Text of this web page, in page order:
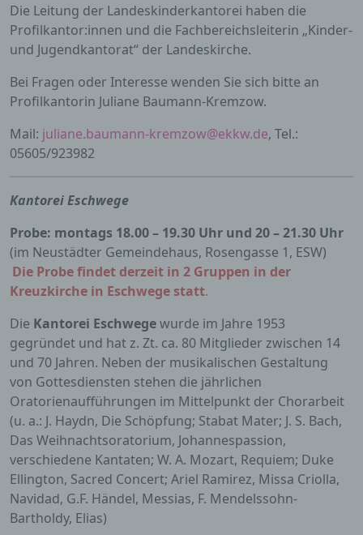
Die Leitung der Landeskinderkantorei haben die
Profilkantor:innen und die Fachbereichsleiterin „Kinder-
und Jugendkantorat“ der Landeskirche.
Bei Fragen oder Interesse wenden Sie sich bitte an
Profilkantorin Juliane Baumann-Kremzow.
Mail: juliane.baumann-kremzow@ekkw.de, Tel.:
05605/923982
Kantorei Eschwege
Probe: montags 18.00 – 19.30 Uhr und 20 – 21.30 Uhr
(im Neustädter Gemeindehaus, Rosengasse 1, ESW)
Die Probe findet derzeit in 2 Gruppen in der
Kreuzkirche in Eschwege statt.
Die Kantorei Eschwegewurde im Jahre 1953
gegründet und hat z. Zt. ca. 80 Mitglieder zwischen 14
und 70 Jahren. Neben der musikalischen Gestaltung
von Gottesdiensten stehen die jährlichen
Oratorienaufführungen im Mittelpunkt der Chorarbeit
(u. a.: J. Haydn, Die Schöpfung; Stabat Mater; J. S. Bach,
Das Weihnachtsoratorium, Johannespassion,
verschiedene Kantaten; W. A. Mozart, Requiem; Duke
Ellington, Sacred Concert; Ariel Ramirez, Missa Criolla,
Navidad, G.F. Händel, Messias, F. Mendelssohn-
Bartholdy, Elias)